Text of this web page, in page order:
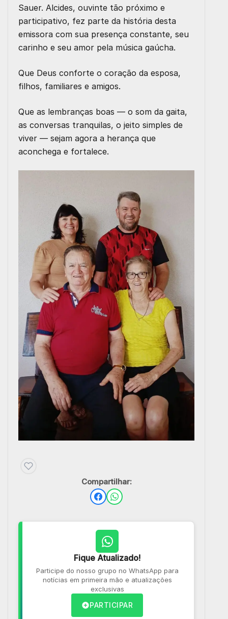
Sauer. Alcides, ouvinte tão próximo e
participativo, fez parte da história desta
emissora com sua presença constante, seu
carinho e seu amor pela música gaúcha.
Que Deus conforte o coração da esposa,
filhos, familiares e amigos.
Que as lembranças boas — o som da gaita,
as conversas tranquilas, o jeito simples de
viver — sejam agora a herança que
aconchega e fortalece.
Compartilhar:
Fique Atualizado!
Participe do nosso grupo no WhatsApp para
notícias em primeira mão e atualizações
exclusivas
PARTICIPAR